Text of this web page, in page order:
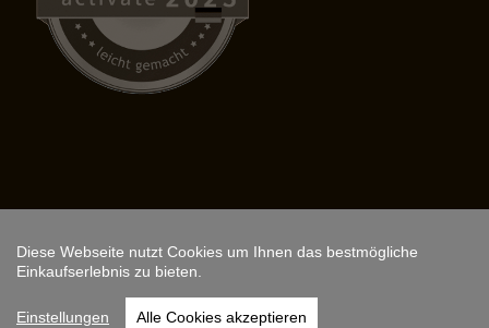
Copyright © 2026, ARS FANTASIO.
Instagram
Diese Webseite nutzt Cookies um Ihnen das bestmögliche
Einkaufserlebnis zu bieten.
Einstellungen Alle Cookies akzeptieren